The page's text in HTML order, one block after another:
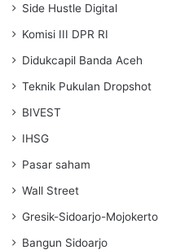
Side Hustle Digital
Komisi III DPR RI
Didukcapil Banda Aceh
Teknik Pukulan Dropshot
BIVEST
IHSG
Pasar saham
Wall Street
Gresik-Sidoarjo-Mojokerto
Bangun Sidoarjo